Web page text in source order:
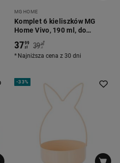
MG HOME
Komplet 6 kieliszków MG
Home Vivo, 190 ml, do
szampana
3799
zł 39 99
zł
*
Najniższa cena z 30 dni
-33%